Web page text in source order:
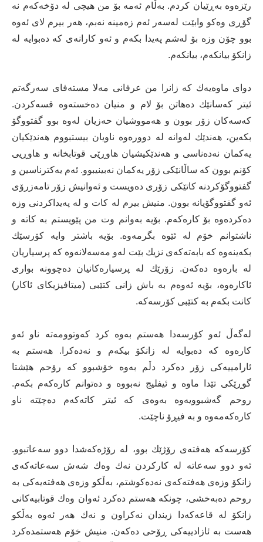
رێزه‌وه‌ به‌ڕێیان كردم. به‌ڵام ئه‌مه‌ بۆ من هیچی له‌ دۆخه‌كه‌م نه‌
گۆڕی وه‌كو وابێت له‌سه‌ر ئه‌م زه‌مینه‌ نه‌بم، هه‌ر بیرم لای ئه‌وه‌
بوو چۆن وزه‌ بۆ له‌شم په‌یدا بكه‌م و ئه‌و كارانه‌ی كه‌ ده‌بوایه‌ له‌
زانكۆ بیانكه‌م، بیانكه‌م.
دوای ماوه‌یه‌ك كه‌ زانرا من عرفانی مه‌لا مسته‌فای سه‌رگه‌تم
ئیتر كه‌سانێك ده‌هاتن بۆ لام و منیان ده‌خسته‌وه‌ قسه‌كردن.
كه‌سه‌كان زۆر بوون و هه‌مووشیان حه‌زیان له‌وه‌ بوو گفتووگۆ
بكه‌ین، هه‌ندێك له‌وانه‌ له‌ دووره‌وه‌ ناویان بیستبووم هه‌ندێكیان
یه‌كمان نه‌ده‌ناسی و هه‌ندێكیشیان هاوڕێی قوتابخانه‌ و هاوڕیی
كۆنم بوون كه‌ ساڵانێكی زۆر یه‌كمان نه‌بینیبوو. ئه‌م‌ یه‌كترناسین و
گفتووگۆكردنه‌ كاتێكی زۆری ده‌ویست و ئه‌وانیش زۆر تامەزرۆی
ئه‌و گفتووگۆیانه‌ بوون. منیش بیرم له‌ كات و له‌ په‌یداكردنی وزه‌
ده‌كرده‌وه‌ بۆ كاره‌كه‌م. بۆیه‌ به‌وانم وت من پێویستم به‌ كاته‌ و
ناشتوانم خۆم له‌ ئێوه‌ بگرمه‌وه‌. بۆیه‌ باشتر وایه‌ كۆرسێك
بكه‌ینه‌وه‌ كه‌ بابه‌ته‌كه‌ی نزیك بێت له‌و مه‌سه‌لانه‌وه‌ كه‌ پرسیاریان
له‌ باره‌وه‌ ده‌كه‌ن. زۆرێك له‌ پرسیاره‌كانیان ده‌چوونه‌ بواری
ئاكاره‌وه، بۆیه‌ ئه‌وه‌م به‌ باش زانی كتێبی (میتافیزیكای ئاكار)
كانت بكه‌م به‌ كتێبی كۆرسه‌كه‌.
له‌گه‌ڵ ئه‌و كۆرسه‌دا هه‌ستم به‌وه‌ كرد كه‌وتوومه‌ته‌ ناو ئه‌و
كاره‌وه‌ كه‌ ده‌بوایه‌ له‌ زانكۆ بیكه‌م و نه‌ده‌كرا. هه‌ستم به‌
ئارامییه‌كی زۆر ده‌كرد دڵم به‌وه‌ خۆشبوو كه‌ رۆحم هێشتا
گوڕێكی تێدا ماوه‌ و ئیفلیج نه‌بووه‌ و ده‌توانم كاره‌كه‌م بكه‌م.
روحم گه‌شبوویه‌وه‌ به‌وه‌ی كه‌ ئیتر كاته‌كه‌م ده‌چێته‌ ناو
كاره‌كه‌مه‌وه‌ و به‌ فیڕۆ ناچێت.
كۆرسه‌كه‌ هه‌فته‌ی رۆژێك بوو، له‌ رۆژه‌كه‌شدا دوو سه‌عاتبوو.
ئه‌و دوو سه‌عاته‌ له‌ كاركردن نه‌ك وه‌ك شه‌ش سه‌عاته‌كه‌ی
زانكۆ وزه‌ی هه‌فته‌كه‌ی نه‌ده‌كوشتم، به‌ڵكو وزه‌ی هه‌فته‌یه‌كی به‌
روحم ده‌به‌خشی، چونكه‌ هه‌ستم ده‌كرد ئه‌وان وه‌ك قوتابیه‌كانی
زانكۆ له‌ قاعه‌كه‌دا زیندان نه‌كراون و نه‌ك هه‌ر ئه‌وه‌ به‌ڵكو
هه‌ست به‌ ئازادییه‌كی ڕۆحی ده‌كه‌ن. منیش خۆم هه‌ستمده‌كرد